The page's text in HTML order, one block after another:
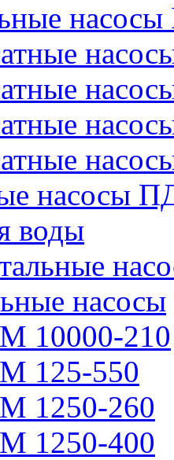
насосы
воды
насосы
10000-210
125-550
1250-260
1250-400